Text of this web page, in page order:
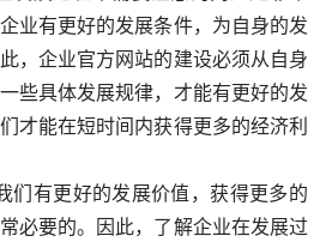
业有更好的发展条件，为自身的发
，企业官方网站的建设必须从自身
些具体发展规律，才能有更好的发
才能在短时间内获得更多的经济利
必要的。因此，了解企业在发展过